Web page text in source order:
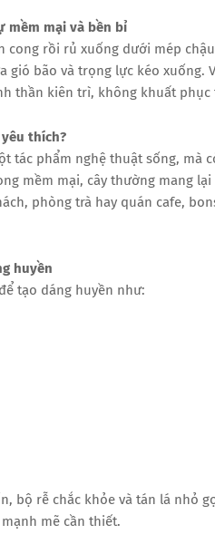
mềm mại và bền bỉ
cong rồi rủ xuống dưới mép
gió bão và trọng lực kéo xuống.
thần kiên trì, không khuất phục
thích?
tác phẩm nghệ thuật sống, mà
mềm mại, cây thường mang
phòng trà hay quán cafe,
huyền
tạo dáng huyền như:
bộ rễ chắc khỏe và tán lá nhỏ
mẽ cần thiết.